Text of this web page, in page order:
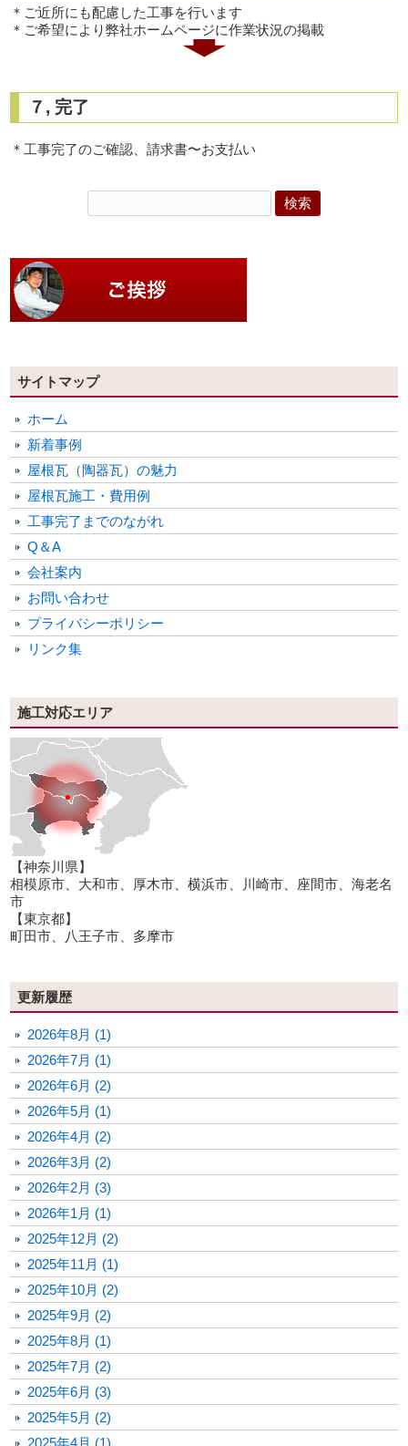
＊ご近所にも配慮した工事を行います
＊ご希望により弊社ホームページに作業状況の掲載
７, 完了
＊工事完了のご確認、請求書〜お支払い
サイトマップ
ホーム
新着事例
屋根瓦（陶器瓦）の魅力
屋根瓦施工・費用例
工事完了までのながれ
Q＆A
会社案内
お問い合わせ
プライバシーポリシー
リンク集
施工対応エリア
【神奈川県】
相模原市、大和市、厚木市、横浜市、川崎市、座間市、海老名
市
【東京都】
町田市、八王子市、多摩市
更新履歴
2026年8月 (1)
2026年7月 (1)
2026年6月 (2)
2026年5月 (1)
2026年4月 (2)
2026年3月 (2)
2026年2月 (3)
2026年1月 (1)
2025年12月 (2)
2025年11月 (1)
2025年10月 (2)
2025年9月 (2)
2025年8月 (1)
2025年7月 (2)
2025年6月 (3)
2025年5月 (2)